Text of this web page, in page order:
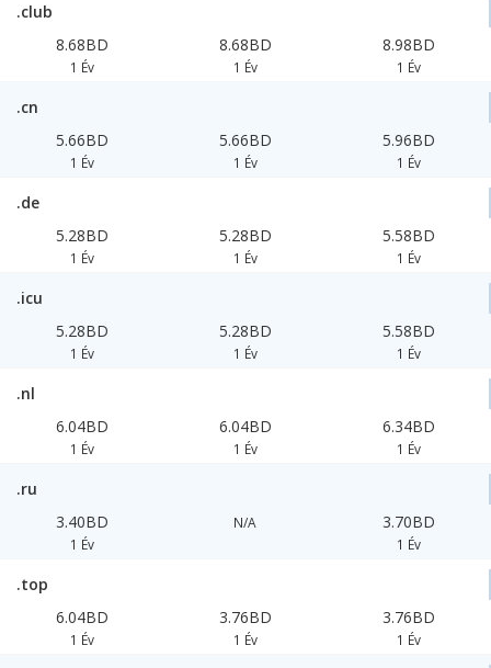
.club
8.68BD
1 Év
8.68BD
1 Év
8.98BD
1 Év
.cn
5.66BD
1 Év
5.66BD
1 Év
5.96BD
1 Év
.de
5.28BD
1 Év
5.28BD
1 Év
5.58BD
1 Év
.icu
5.28BD
1 Év
5.28BD
1 Év
5.58BD
1 Év
.nl
6.04BD
1 Év
6.04BD
1 Év
6.34BD
1 Év
.ru
3.40BD
1 Év
N/A 3.70BD
1 Év
.top
6.04BD
1 Év
3.76BD
1 Év
3.76BD
1 Év